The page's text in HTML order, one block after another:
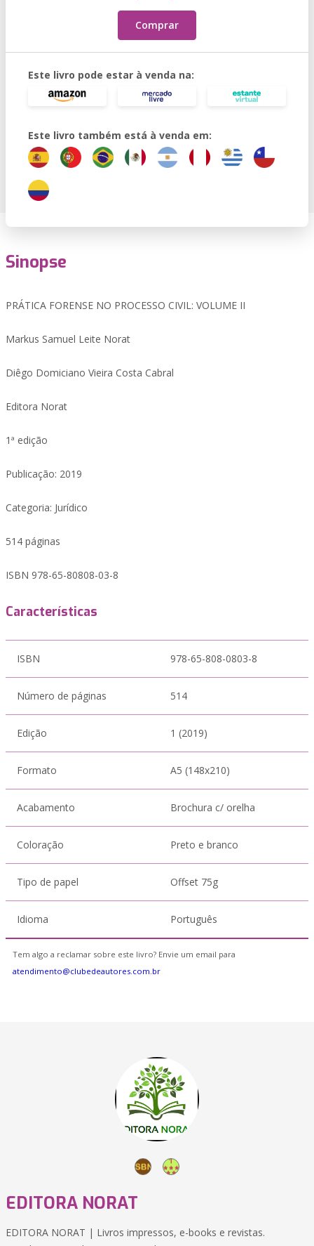
Comprar
Este livro pode estar à venda na:
Este livro também está à venda em:
Sinopse
PRÁTICA FORENSE NO PROCESSO CIVIL: VOLUME II
Markus Samuel Leite Norat
Diêgo Domiciano Vieira Costa Cabral
Editora Norat
1ª edição
Publicação: 2019
Categoria: Jurídico
514 páginas
ISBN 978-65-80808-03-8
Características
ISBN 978-65-808-0803-8
Número de páginas 514
Edição 1 (2019)
Formato A5 (148x210)
Acabamento Brochura c/ orelha
Coloração Preto e branco
Tipo de papel Offset 75g
Idioma Português
Tem algo a reclamar sobre este livro? Envie um email para
atendimento@clubedeautores.com.br
EDITORA NORAT
EDITORA NORAT | Livros impressos, e-books e revistas.